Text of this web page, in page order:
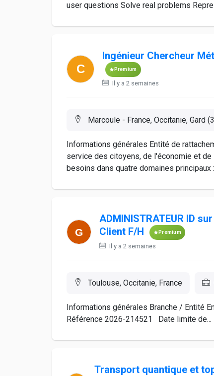
user questions Solve real problems
Ingénieur Chercheur
Premium
Il y a 2 semaines
Marcoule - France, Occitanie, Gard
Informations générales Entité de
service des citoyens, de l'économie et
besoins dans quatre domaines principaux
ADMINISTRATEUR ID
Client F/H
Premium
Il y a 2 semaines
Toulouse, Occitanie, France
Informations générales Branche / Entité
Référence 2026-214521 Date limite de...
Transport quantique et